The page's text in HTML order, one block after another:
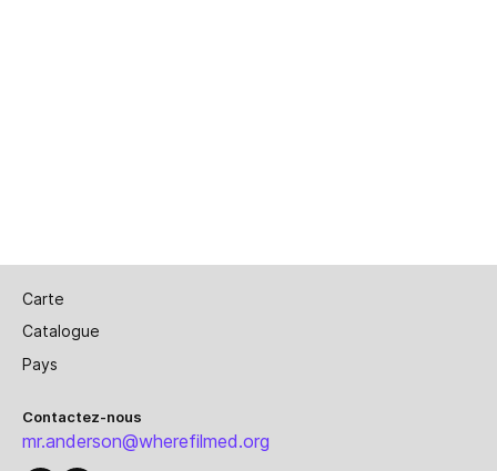
Carte
Catalogue
Pays
Contactez-nous
mr.anderson@wherefilmed.org